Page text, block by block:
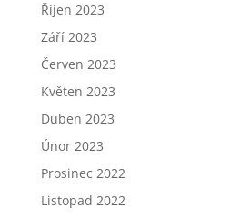
Říjen 2023
Září 2023
Červen 2023
Květen 2023
Duben 2023
Únor 2023
Prosinec 2022
Listopad 2022